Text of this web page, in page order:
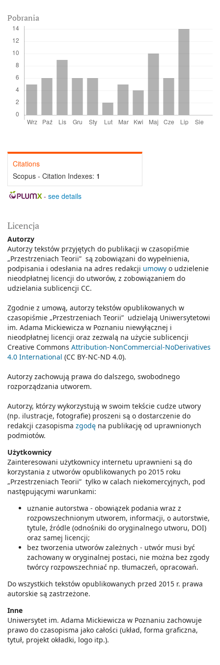
Pobrania
Citations
Scopus - Citation Indexes: 1
- see details
Licencja
Autorzy
Autorzy tekstów przyjętych do publikacji w czasopiśmie
„Przestrzeniach Teorii” są zobowiązani do wypełnienia,
podpisania i odesłania na adres redakcji umowy o udzielenie
nieodpłatnej licencji do utworów, z zobowiązaniem do
udzielania sublicencji CC.
Zgodnie z umową, autorzy tekstów opublikowanych w
czasopiśmie „Przestrzeniach Teorii” udzielają Uniwersytetowi
im. Adama Mickiewicza w Poznaniu niewyłącznej i
nieodpłatnej licencji oraz zezwalą na użycie sublicencji
Creative Commons Attribution-NonCommercial-NoDerivatives
4.0 International (CC BY-NC-ND 4.0).
Autorzy zachowują prawa do dalszego, swobodnego
rozporządzania utworem.
Autorzy, którzy wykorzystują w swoim tekście cudze utwory
(np. ilustracje, fotografie) proszeni są o dostarczenie do
redakcji czasopisma zgodę na publikację od uprawnionych
podmiotów.
Użytkownicy
Zainteresowani użytkownicy internetu uprawnieni są do
korzystania z utworów opublikowanych po 2015 roku
„Przestrzeniach Teorii” tylko w calach niekomercyjnych, pod
następującymi warunkami:
uznanie autorstwa - obowiązek podania wraz z
rozpowszechnionym utworem, informacji, o autorstwie,
tytule, źródle (odnośniki do oryginalnego utworu, DOI)
oraz samej licencji;
bez tworzenia utworów zależnych - utwór musi być
zachowany w oryginalnej postaci, nie można bez zgody
twórcy rozpowszechniać np. tłumaczeń, opracowań.
Do wszystkich tekstów opublikowanych przed 2015 r. prawa
autorskie są zastrzeżone.
Inne
Uniwersytet im. Adama Mickiewicza w Poznaniu zachowuje
prawo do czasopisma jako całości (układ, forma graficzna,
tytuł, projekt okładki, logo itp.).